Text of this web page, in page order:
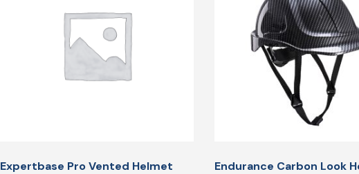
Expertbase Pro Vented Helmet Endurance Carbon Look
Opțiunile